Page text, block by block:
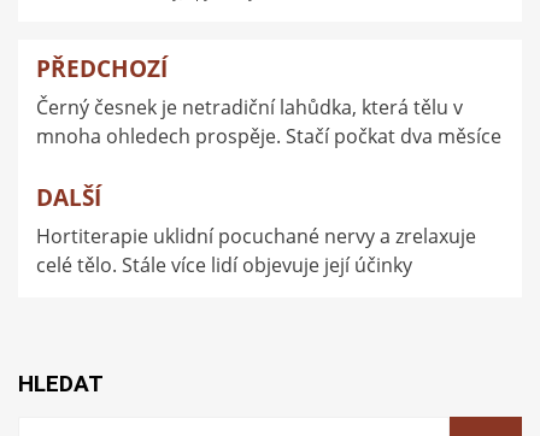
Navigace
pro
příspěvek
PŘEDCHOZÍ
Černý česnek je netradiční lahůdka, která tělu v
mnoha ohledech prospěje. Stačí počkat dva měsíce
DALŠÍ
Hortiterapie uklidní pocuchané nervy a zrelaxuje
celé tělo. Stále více lidí objevuje její účinky
HLEDAT